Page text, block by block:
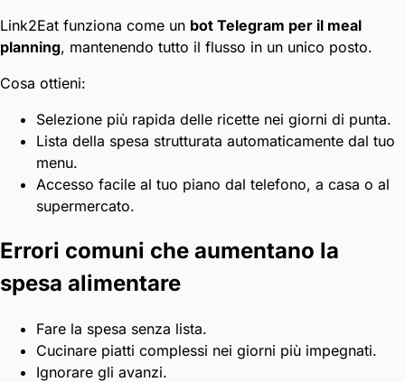
Link2Eat funziona come un bot Telegram per il meal
planning, mantenendo tutto il flusso in un unico posto.
Cosa ottieni:
Selezione più rapida delle ricette nei giorni di punta.
Lista della spesa strutturata automaticamente dal tuo
menu.
Accesso facile al tuo piano dal telefono, a casa o al
supermercato.
Errori comuni che aumentano la
spesa alimentare
Fare la spesa senza lista.
Cucinare piatti complessi nei giorni più impegnati.
Ignorare gli avanzi.